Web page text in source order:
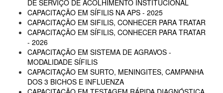
DE SERVIÇO DE ACOLHIMENTO INSTITUCIONAL
CAPACITAÇÃO EM SÍFILIS NA APS - 2025
CAPACITAÇÃO EM SIFILIS, CONHECER PARA TRATAR
CAPACITAÇÃO EM SÍFILIS, CONHECER PARA TRATAR
- 2026
CAPACITAÇÃO EM SISTEMA DE AGRAVOS -
MODALIDADE SÍFILIS
CAPACITAÇÃO EM SURTO, MENINGITES, CAMPANHA
DOS 3 BICHOS E INFLUENZA